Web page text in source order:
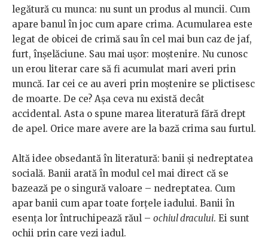
legătură cu munca: nu sunt un produs al muncii. Cum
apare banul în joc cum apare crima. Acumularea este
legat de obicei de crimă sau în cel mai bun caz de jaf,
furt, înșelăciune. Sau mai ușor: moștenire. Nu cunosc
un erou literar care să fi acumulat mari averi prin
muncă. Iar cei ce au averi prin moștenire se plictisesc
de moarte. De ce? Așa ceva nu există decât
accidental. Asta o spune marea literatură fără drept
de apel. Orice mare avere are la bază crima sau furtul.
Altă idee obsedantă în literatură: banii și nedreptatea
socială. Banii arată în modul cel mai direct că se
bazează pe o singură valoare – nedreptatea. Cum
apar banii cum apar toate forțele iadului. Banii în
esența lor întruchipează răul – ochiul dracului. Ei sunt
ochii prin care vezi iadul.